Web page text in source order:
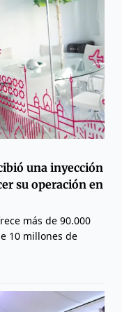
una inyección
su operación en
más de 90.000
10 millones de